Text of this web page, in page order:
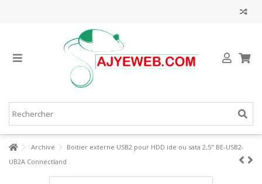
Archive
Boitier externe USB2 pour HDD ide ou sata 2,5" BE-USB2-
UB2A Connectland